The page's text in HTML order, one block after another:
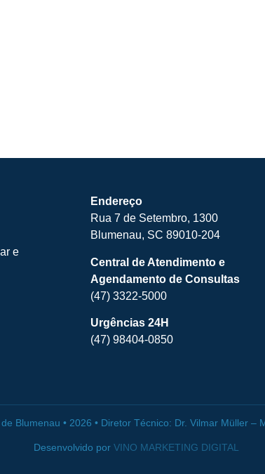
e
Endereço
Rua 7 de Setembro, 1300
Blumenau, SC 89010-204
Central de Atendimento e
Agendamento de Consultas
(47) 3322-5000
Urgências 24H
(47) 98404-0850
Blumenau • 2026 • Diretor Técnico: Dr. Vilmar Müller
Desenvolvido por VINO MARKETING DIGITAL